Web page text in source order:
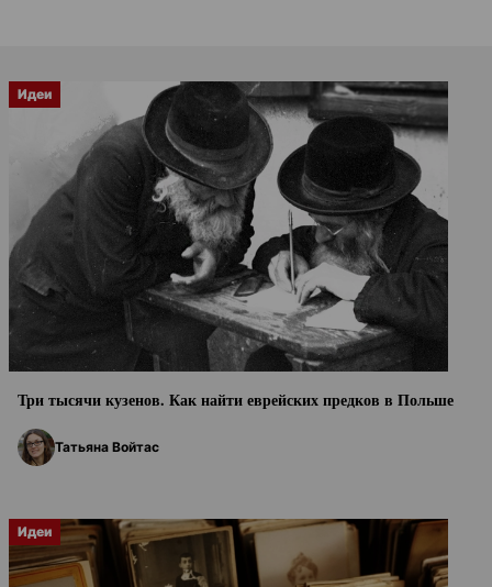
Идеи
Три тысячи кузенов. Как найти еврейских предков в Польше
Татьяна Войтас
Идеи